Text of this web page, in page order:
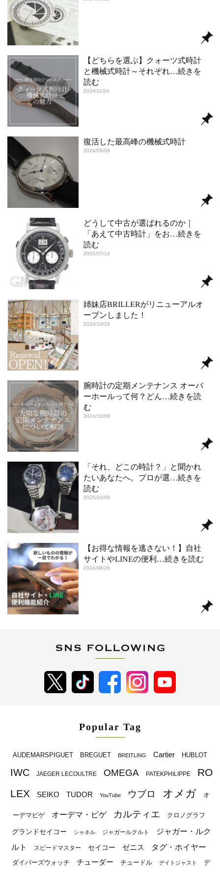
【どちらを選ぶ】クォーツ式時計
と機械式時計～それぞれ…続きを
読む
2024/11/04
復活した最高峰の機械式時計
2024/09/08
どうして中古が選ばれるのか｜
「あえて中古時計」をお…続きを
読む
2025/07/14
姉妹店BRILLERがリニューアルオ
ープンしました！
2024/10/29
腕時計の定期メンテナンス オーバ
ーホールって何？どん…続きを読
む
2024/12/09
「それ、どこの時計？」と聞かれ
たいあなたへ。プロが選…続きを
読む
2025/10/09
【お得な情報を逃さない！】自社
サイトやLINEの便利 …続きを読む
2024/08/26
Popular Tag
AUDEMARSPIGUET BREGUET BREITLING Cartier HUBLOT
IWC JAEGER LECOULTRE OMEGA PATEKPHILIPPE
RO
LEX
SEIKO TUDOR YouTube ウブロ オメガ オ
ーデマピゲ オーデマ・ピゲ カルティエ クロノグラフ
グランドセイコー シャネル ジャガールクルト
ジャガー・ルク
ルト
スピードマスター セイコー ゼニス タグ・ホイヤー
ダイバーズウォッチ チューダー チュードル デイトジャスト デ